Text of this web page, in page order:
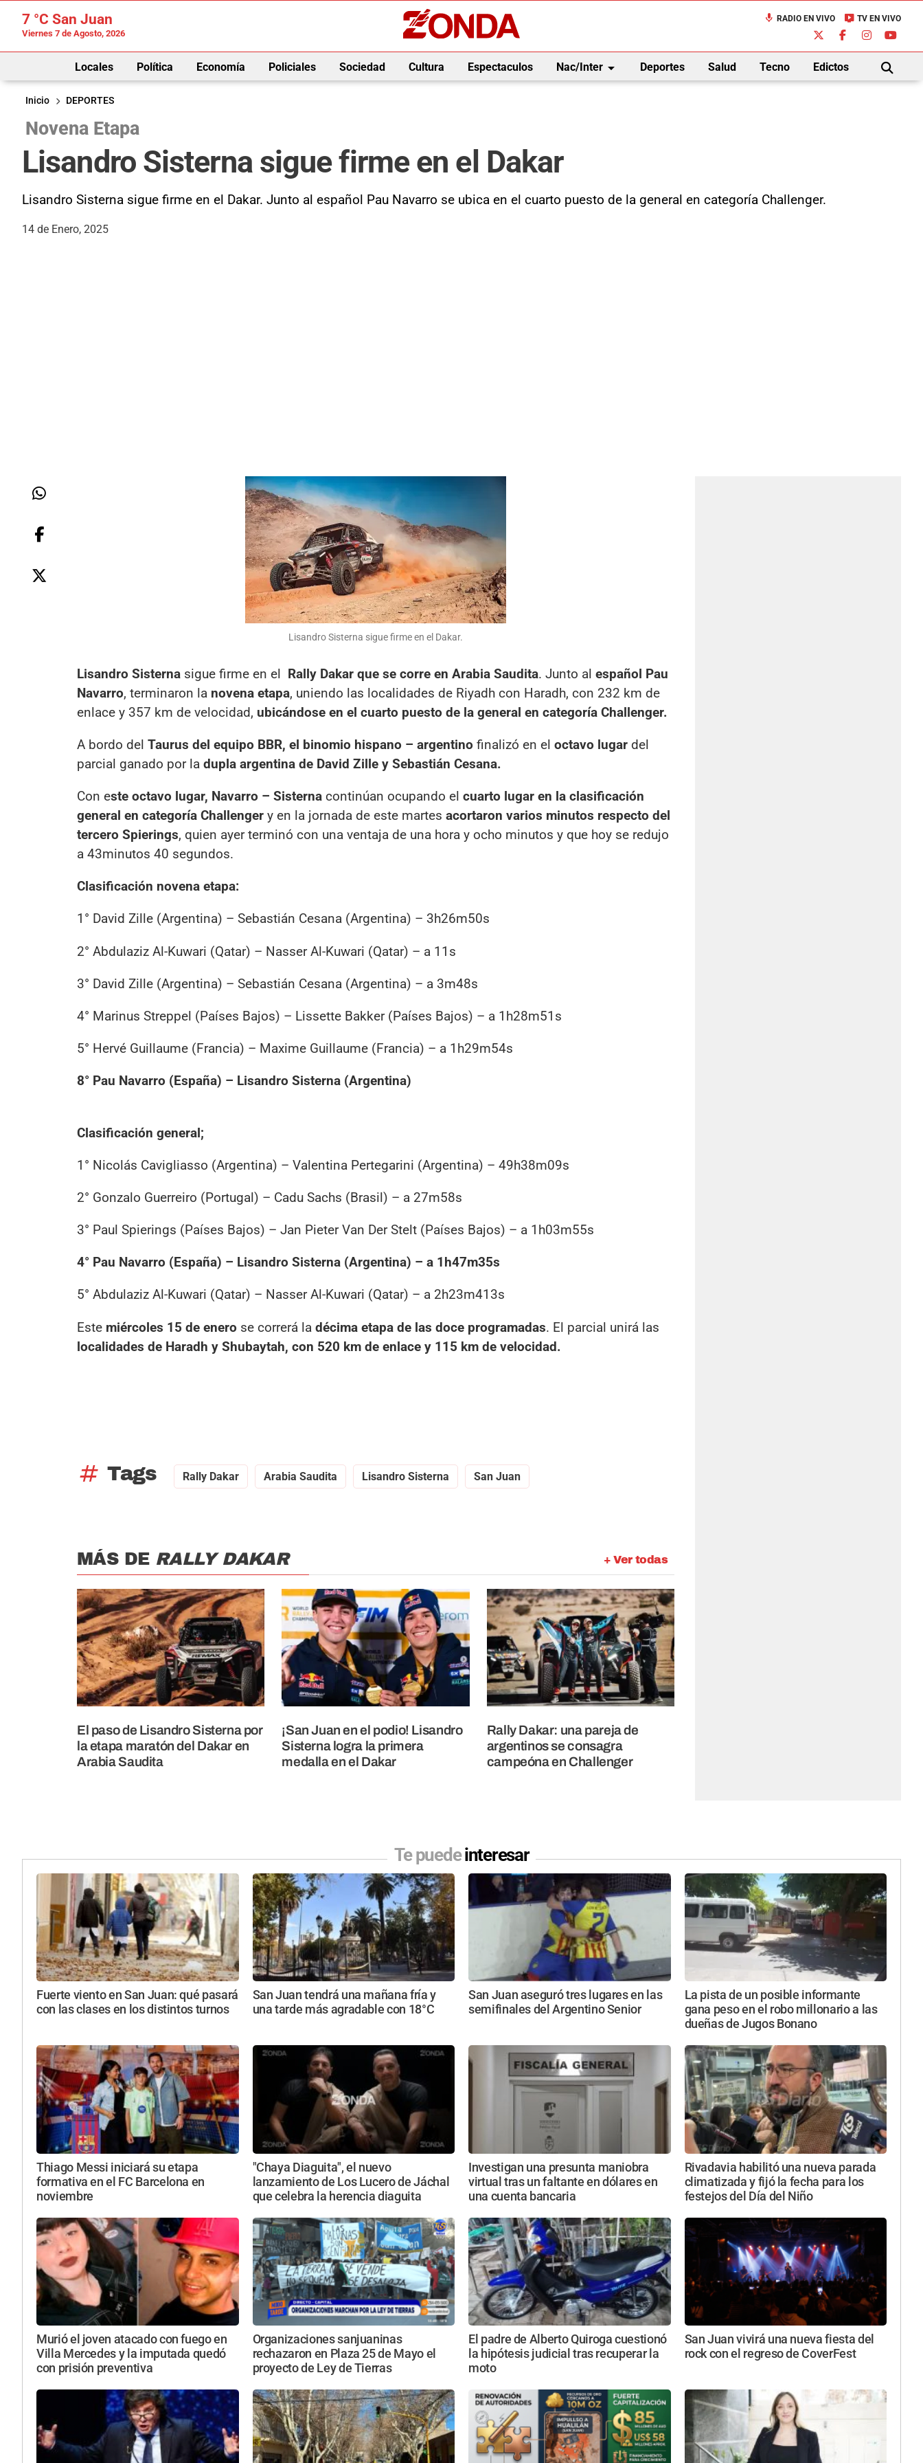
7 °C San Juan
Viernes 7 de Agosto, 2026
mic RADIO EN VIVO live_tv TV EN VIVO
Locales Política Economía Policiales Sociedad Cultura Espectaculos Nac/Interarrow_drop_down Deportes Salud Tecno Edictos
BUSCAR
Inicio
DEPORTES
Novena Etapa
Lisandro Sisterna sigue firme en el Dakar
Lisandro Sisterna sigue firme en el Dakar. Junto al español Pau Navarro se ubica en el cuarto puesto de la general en categoría Challenger.
14 de Enero, 2025
Lisandro Sisterna sigue firme en el Dakar.
Lisandro Sisterna sigue firme en el Rally Dakar que se corre en Arabia Saudita. Junto al español Pau
Navarro, terminaron la novena etapa, uniendo las localidades de Riyadh con Haradh, con 232 km de
enlace y 357 km de velocidad, ubicándose en el cuarto puesto de la general en categoría Challenger.
A bordo del Taurus del equipo BBR, el binomio hispano – argentino finalizó en el octavo lugar del
parcial ganado por la dupla argentina de David Zille y Sebastián Cesana.
Con este octavo lugar, Navarro – Sisterna continúan ocupando el cuarto lugar en la clasificación
general en categoría Challenger y en la jornada de este martes acortaron varios minutos respecto del
tercero Spierings, quien ayer terminó con una ventaja de una hora y ocho minutos y que hoy se redujo
a 43minutos 40 segundos.
Clasificación novena etapa:
1° David Zille (Argentina) – Sebastián Cesana (Argentina) – 3h26m50s
2° Abdulaziz Al-Kuwari (Qatar) – Nasser Al-Kuwari (Qatar) – a 11s
3° David Zille (Argentina) – Sebastián Cesana (Argentina) – a 3m48s
4° Marinus Streppel (Países Bajos) – Lissette Bakker (Países Bajos) – a 1h28m51s
5° Hervé Guillaume (Francia) – Maxime Guillaume (Francia) – a 1h29m54s
8° Pau Navarro (España) – Lisandro Sisterna (Argentina)
Clasificación general;
1° Nicolás Cavigliasso (Argentina) – Valentina Pertegarini (Argentina) – 49h38m09s
2° Gonzalo Guerreiro (Portugal) – Cadu Sachs (Brasil) – a 27m58s
3° Paul Spierings (Países Bajos) – Jan Pieter Van Der Stelt (Países Bajos) – a 1h03m55s
4° Pau Navarro (España) – Lisandro Sisterna (Argentina) – a 1h47m35s
5° Abdulaziz Al-Kuwari (Qatar) – Nasser Al-Kuwari (Qatar) – a 2h23m413s
Este miércoles 15 de enero se correrá la décima etapa de las doce programadas. El parcial unirá las
localidades de Haradh y Shubaytah, con 520 km de enlace y 115 km de velocidad.
tag Tags Rally Dakar Arabia Saudita Lisandro Sisterna San Juan
+ Ver todas
MÁS DE RALLY DAKAR
El paso de Lisandro Sisterna por
la etapa maratón del Dakar en
Arabia Saudita
¡San Juan en el podio! Lisandro
Sisterna logra la primera
medalla en el Dakar
Rally Dakar: una pareja de
argentinos se consagra
campeóna en Challenger
Te puedeinteresar
Fuerte viento en San Juan: qué pasará
con las clases en los distintos turnos
San Juan tendrá una mañana fría y
una tarde más agradable con 18°C
San Juan aseguró tres lugares en las
semifinales del Argentino Senior
La pista de un posible informante
gana peso en el robo millonario a las
dueñas de Jugos Bonano
Thiago Messi iniciará su etapa
formativa en el FC Barcelona en
noviembre
"Chaya Diaguita", el nuevo
lanzamiento de Los Lucero de Jáchal
que celebra la herencia diaguita
Investigan una presunta maniobra
virtual tras un faltante en dólares en
una cuenta bancaria
Rivadavia habilitó una nueva parada
climatizada y fijó la fecha para los
festejos del Día del Niño
Murió el joven atacado con fuego en
Villa Mercedes y la imputada quedó
con prisión preventiva
Organizaciones sanjuaninas
rechazaron en Plaza 25 de Mayo el
proyecto de Ley de Tierras
El padre de Alberto Quiroga cuestionó
la hipótesis judicial tras recuperar la
moto
San Juan vivirá una nueva fiesta del
rock con el regreso de CoverFest